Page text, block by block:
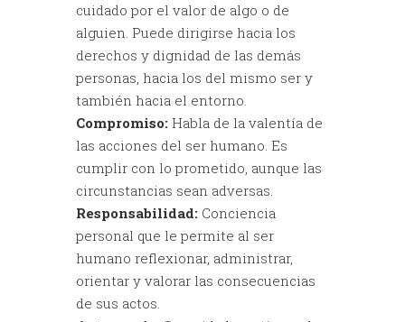
cuidado por el valor de algo o de
alguien. Puede dirigirse hacia los
derechos y dignidad de las demás
personas, hacia los del mismo ser y
también hacia el entorno.
Compromiso: Habla de la valentía de
las acciones del ser humano. Es
cumplir con lo prometido, aunque las
circunstancias sean adversas.
Responsabilidad: Conciencia
personal que le permite al ser
humano reflexionar, administrar,
orientar y valorar las consecuencias
de sus actos.